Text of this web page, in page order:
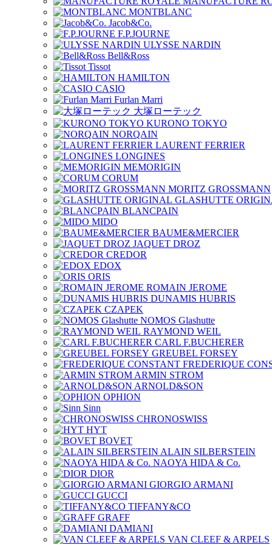
MONTBLANC
Jacob&Co.
F.P.JOURNE
ULYSSE NARDIN
Bell&Ross
Tissot
HAMILTON
CASIO
Furlan Marri
大塚ローテック
KURONO TOKYO
NORQAIN
LAURENT FERRIER
LONGINES
MEMORIGIN
CORUM
MORITZ GROSSMANN
GLASHUTTE
BLANCPAIN
MIDO
BAUME&MERCIER
JAQUET DROZ
CREDOR
EDOX
ORIS
ROMAIN JEROME
DUNAMIS HUBRIS
CZAPEK
NOMOS Glashutte
RAYMOND WEIL
CARL F.BUCHERER
GREUBEL FORSEY
FREDERIQUE
ARMIN STROM
ARNOLD&SON
OPHION
Sinn
CHRONOSWISS
HYT
BOVET
ALAIN SILBERSTEIN
NAOYA HIDA & Co.
DIOR
GIORGIO ARMANI
GUCCI
TIFFANY&CO
GRAFF
DAMIANI
VAN CLEEF & ARPELS